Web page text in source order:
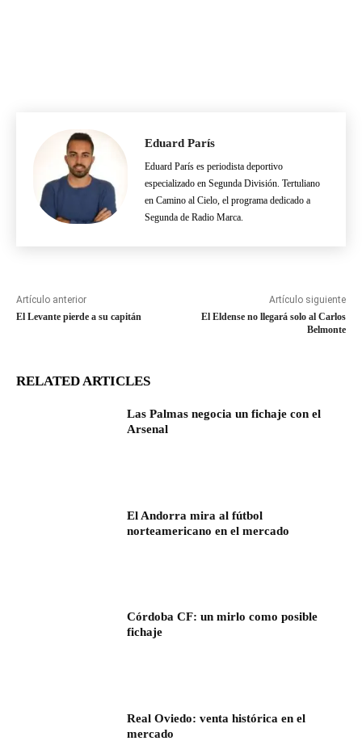
Eduard París
Eduard París es periodista deportivo
especializado en Segunda División. Tertuliano
en Camino al Cielo, el programa dedicado a
Segunda de Radio Marca.
Artículo anterior
El Levante pierde a su capitán
Artículo siguiente
El Eldense no llegará solo al Carlos
Belmonte
RELATED ARTICLES
Las Palmas negocia un fichaje con el
Arsenal
El Andorra mira al fútbol
norteamericano en el mercado
Córdoba CF: un mirlo como posible
fichaje
Real Oviedo: venta histórica en el
mercado